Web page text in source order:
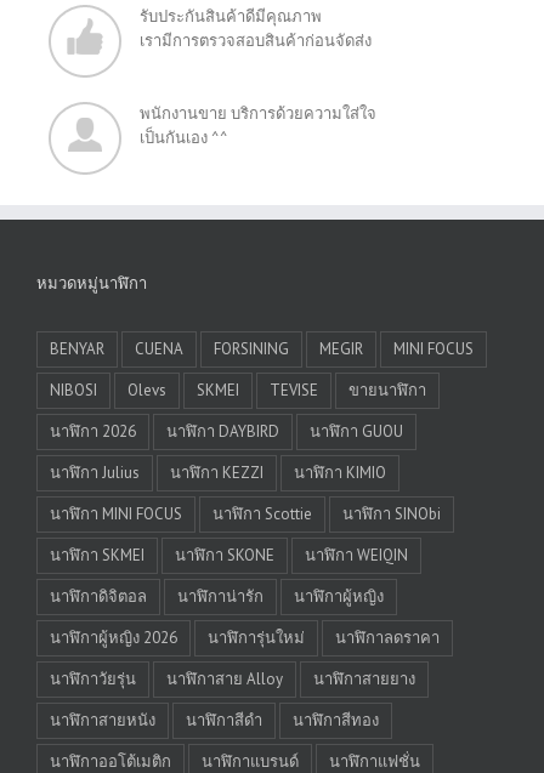
รับประกันสินค้าดีมีคุณภาพ
เรามีการตรวจสอบสินค้าก่อนจัดส่ง
พนักงานขาย บริการด้วยความใส่ใจ
เป็นกันเอง ^^
หมวดหมู่นาฬิกา
BENYAR CUENA FORSINING MEGIR
MINI FOCUS
NIBOSI
Olevs SKMEI TEVISE
ขายนาฬิกา
นาฬิกา 2026
นาฬิกา DAYBIRD
นาฬิกา GUOU
นาฬิกา Julius
นาฬิกา KEZZI
นาฬิกา KIMIO
นาฬิกา MINI FOCUS
นาฬิกา Scottie
นาฬิกา SINObi
นาฬิกา SKMEI
นาฬิกา SKONE
นาฬิกา WEIQIN
นาฬิกาดิจิตอล
นาฬิกาน่ารัก
นาฬิกาผู้หญิง
นาฬิกาผู้หญิง 2026
นาฬิการุ่นใหม่
นาฬิกาลดราคา
นาฬิกาวัยรุ่น
นาฬิกาสาย Alloy
นาฬิกาสายยาง
นาฬิกาสายหนัง
นาฬิกาสีดำ
นาฬิกาสีทอง
นาฬิกาออโต้เมติก
นาฬิกาแบรนด์
นาฬิกาแฟชั่น